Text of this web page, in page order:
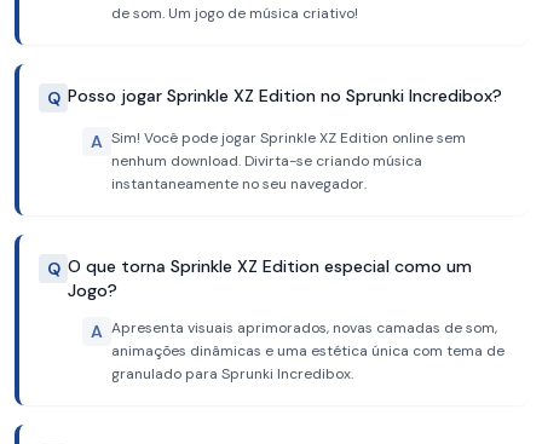
de som. Um jogo de música criativo!
Q Posso jogar Sprinkle XZ Edition no Sprunki Incredibox?
A Sim! Você pode jogar Sprinkle XZ Edition online sem
nenhum download. Divirta-se criando música
instantaneamente no seu navegador.
Q O que torna Sprinkle XZ Edition especial como um
Jogo?
A Apresenta visuais aprimorados, novas camadas de som,
animações dinâmicas e uma estética única com tema de
granulado para Sprunki Incredibox.